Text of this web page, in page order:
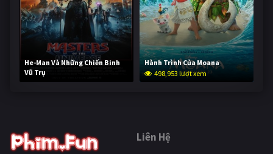
He-Man Và Những Chiến Binh
Vũ Trụ
248,396 lượt xem
Hành Trình Của Moana
498,953 lượt xem
Liên Hệ